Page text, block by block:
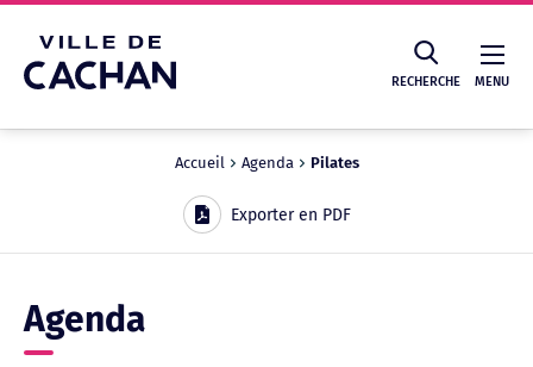
RECHERCHE MENU
Recherche
Accueil Agenda Pilates
Exporter en PDF
Agenda
Cookies management panel